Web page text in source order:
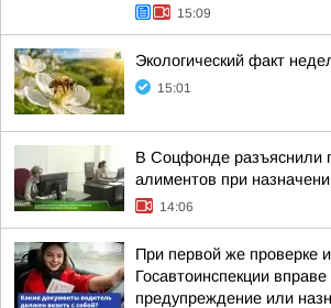
15:09
Экологический факт
15:01
В Соцфонде разъяснили
алиментов при
14:06
При первой же проверке
Госавтоинспекции
предупреждение или